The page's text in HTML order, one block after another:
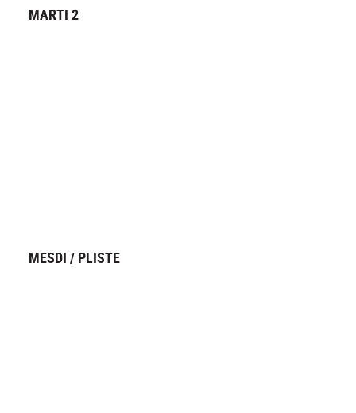
MARTI 2
MESDI / PLISTE